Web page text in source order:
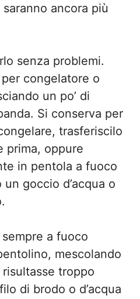
ancora più
senza problemi.
congelatore o
un po’ di
Si conserva per
trasferiscilo
prima, oppure
in pentola a fuoco
goccio d’acqua o
a fuoco
mescolando
troppo
di brodo o d’acqua